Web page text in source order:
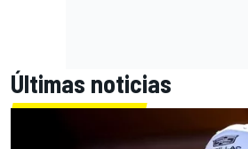
Últimas noticias